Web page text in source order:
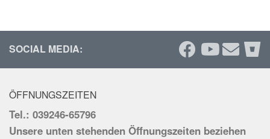
SOCIAL MEDIA:
ÖFFNUNGSZEITEN
Tel.: 039246-65796
Unsere unten stehenden Öffnungszeiten beziehen